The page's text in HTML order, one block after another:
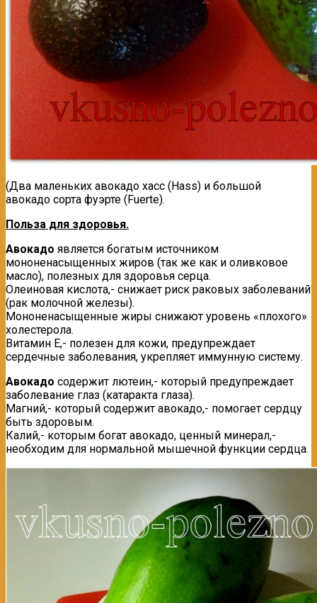
(Два маленьких авокадо хacс (Hass) и большой
авокадо сорта фуэрте (Fuerte).
Польза для здоровья.
Авокадо является богатым источником
мононенасыщенных жиров (так же как и оливковое
масло), полезных для здоровья серца.
Олеиновая кислота,- снижает риск рaковых заболеваний
(рак молочной железы).
Мононенасыщенные жиры снижают уровень «плохого»
холестерола.
Витамин Е,- полезен для кожи, предупреждает
сердечные заболевания, укрепляет иммунную систему.
Авокадо содержит лютеин,- который предупреждает
заболевание глаз (катаракта глаза).
Магний,- который содержит авокадо,- помогает сердцу
быть здоровым.
Калий,- которым богат авокадо, ценный минерал,-
необходим для нормальной мышечной функции сердца.